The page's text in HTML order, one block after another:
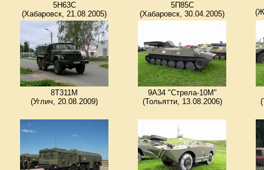
5Н63С
(Хабаровск, 21.08.2005)
5П85C
(Хабаровск, 30.04.2005)
8Т311М
(Углич, 20.08.2009)
9А34 "Стрела-10М"
(Тольятти, 13.08.2006)